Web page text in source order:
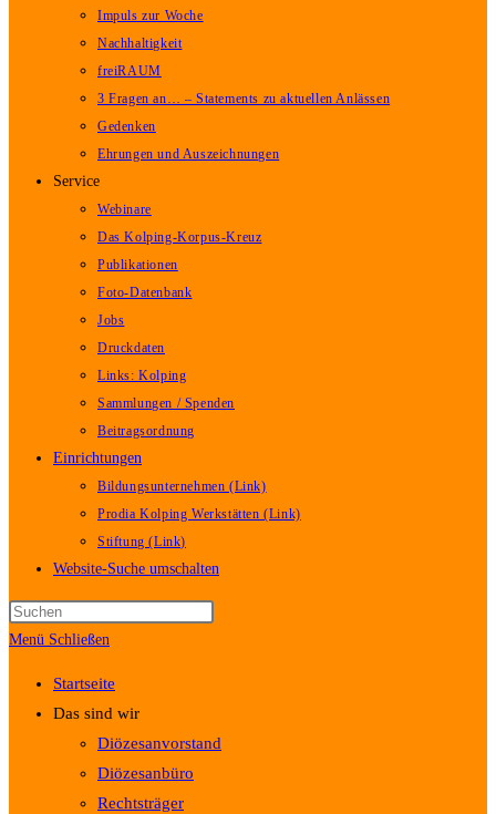
Impuls zur Woche
Nachhaltigkeit
freiRAUM
3 Fragen an… – Statements zu aktuellen Anlässen
Gedenken
Ehrungen und Auszeichnungen
Service
Webinare
Das Kolping-Korpus-Kreuz
Publikationen
Foto-Datenbank
Jobs
Druckdaten
Links: Kolping
Sammlungen / Spenden
Beitragsordnung
Einrichtungen
Bildungsunternehmen (Link)
Prodia Kolping Werkstätten (Link)
Stiftung (Link)
Website-Suche umschalten
Menü Schließen
Startseite
Das sind wir
Diözesanvorstand
Diözesanbüro
Rechtsträger